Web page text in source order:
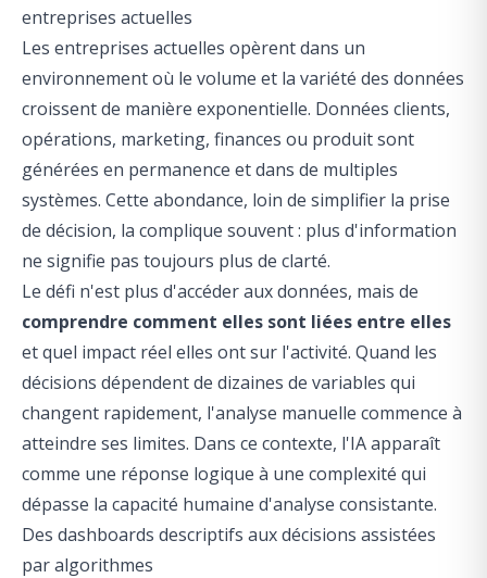
entreprises actuelles
Les entreprises actuelles opèrent dans un
environnement où le volume et la variété des données
croissent de manière exponentielle. Données clients,
opérations, marketing, finances ou produit sont
générées en permanence et dans de multiples
systèmes. Cette abondance, loin de simplifier la prise
de décision, la complique souvent : plus d'information
ne signifie pas toujours plus de clarté.
Le défi n'est plus d'accéder aux données, mais de
comprendre comment elles sont liées entre elles
et quel impact réel elles ont sur l'activité. Quand les
décisions dépendent de dizaines de variables qui
changent rapidement, l'analyse manuelle commence à
atteindre ses limites. Dans ce contexte, l'IA apparaît
comme une réponse logique à une complexité qui
dépasse la capacité humaine d'analyse consistante.
Des dashboards descriptifs aux décisions assistées
par algorithmes